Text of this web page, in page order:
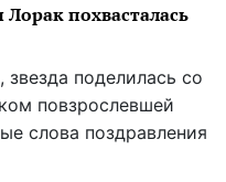
похвасталась
звезда поделилась со
повзрослевшей
слова поздравления